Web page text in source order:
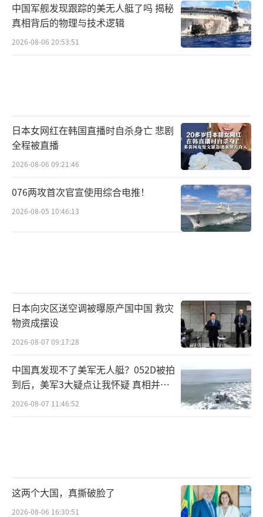
生产线的全面贯通，中航工业的产能储备已足
以应对潜在需求激增，在保持质量标准的前提
中国军舰发现跟踪的美无人艇了吗 揭秘
真相背后的物理与技术逻辑
2026-08-06 20:53:51
日本女网红在韩国直播时自杀身亡 悲剧
全程被直播
2026-08-06 09:21:46
076两攻首次官宣使用综合电推！
2026-08-05 10:46:13
日本向灾区送空调被曝原产国中国 救灾
物资成摆设
2026-08-07 09:17:28
中国真发现不了美军无人艇？052D被拍
到后，美军3大疑点让我怀疑 真相并非
如此
2026-08-07 11:46:52
这两个大国，真撕破脸了
2026-08-06 16:30:51